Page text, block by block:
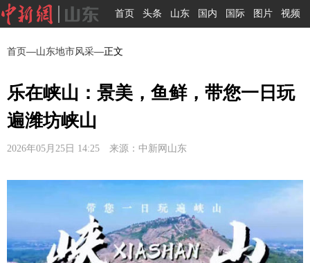
首页 头条 山东 国内 国际 图片 视频
首页—山东地市风采—正文
乐在峡山：景美，鱼鲜，带您一日玩
遍潍坊峡山
2026年05月25日 14:25 来源：中新网山东